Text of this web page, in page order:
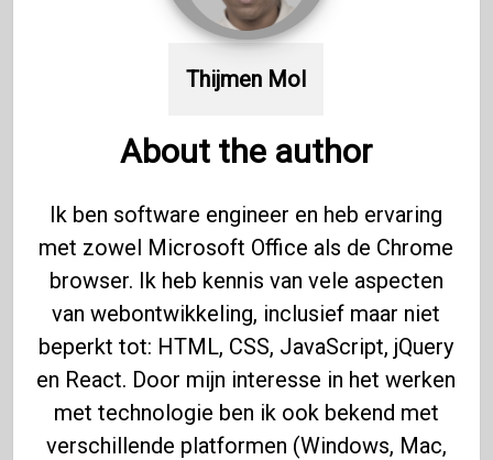
Thijmen Mol
About the author
Ik ben software engineer en heb ervaring
met zowel Microsoft Office als de Chrome
browser. Ik heb kennis van vele aspecten
van webontwikkeling, inclusief maar niet
beperkt tot: HTML, CSS, JavaScript, jQuery
en React. Door mijn interesse in het werken
met technologie ben ik ook bekend met
verschillende platformen (Windows, Mac,